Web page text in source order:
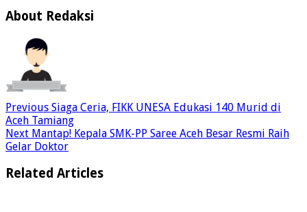
About Redaksi
Previous Siaga Ceria, FIKK UNESA Edukasi 140 Murid di
Aceh Tamiang
Next Mantap! Kepala SMK-PP Saree Aceh Besar Resmi Raih
Gelar Doktor
Related Articles